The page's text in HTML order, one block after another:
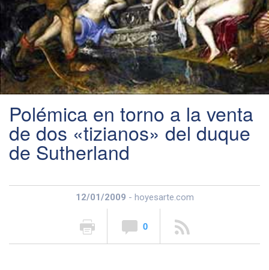
Polémica en torno a la venta
de dos «tizianos» del duque
de Sutherland
12/01/2009 - hoyesarte.com
0